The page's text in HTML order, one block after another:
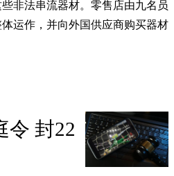
非法串流器材。零售店由九名员
运作，并向外国供应商购买器材
令 封22